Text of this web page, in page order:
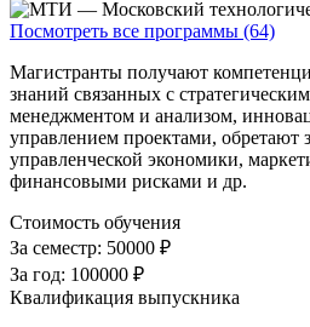
Посмотреть все программы (64)
Магистранты получают
знаний связанных с
менеджментом и анализом,
управлением проектами, обретают
управленческой экономики,
финансовыми рисками и др.
Стоимость обучения
За семестр: 50000 ₽
За год: 100000 ₽
Квалификация выпускника